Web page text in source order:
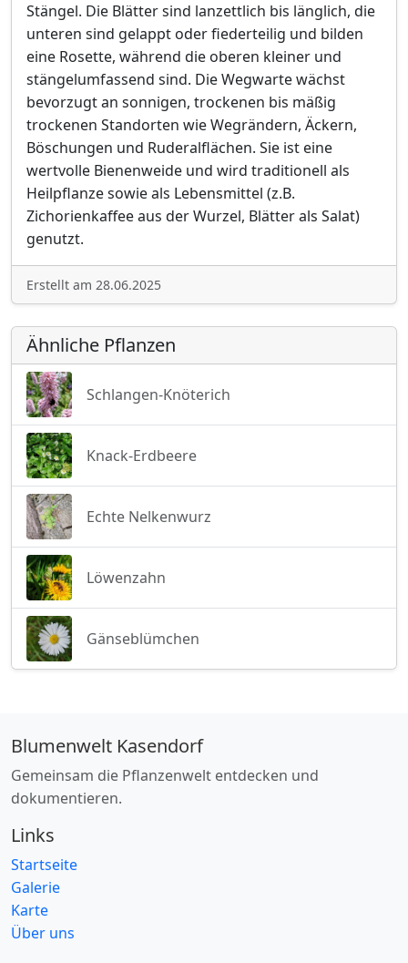
Stängel. Die Blätter sind lanzettlich bis länglich, die
unteren sind gelappt oder fiederteilig und bilden
eine Rosette, während die oberen kleiner und
stängelumfassend sind. Die Wegwarte wächst
bevorzugt an sonnigen, trockenen bis mäßig
trockenen Standorten wie Wegrändern, Äckern,
Böschungen und Ruderalflächen. Sie ist eine
wertvolle Bienenweide und wird traditionell als
Heilpflanze sowie als Lebensmittel (z.B.
Zichorienkaffee aus der Wurzel, Blätter als Salat)
genutzt.
Erstellt am 28.06.2025
Ähnliche Pflanzen
Schlangen-Knöterich
Knack-Erdbeere
Echte Nelkenwurz
Löwenzahn
Gänseblümchen
Blumenwelt Kasendorf
Gemeinsam die Pflanzenwelt entdecken und
dokumentieren.
Links
Startseite
Galerie
Karte
Über uns